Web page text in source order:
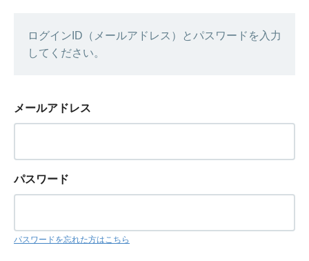
ログインID（メールアドレス）とパスワードを入力
してください。
メールアドレス
パスワード
パスワードを忘れた方はこちら